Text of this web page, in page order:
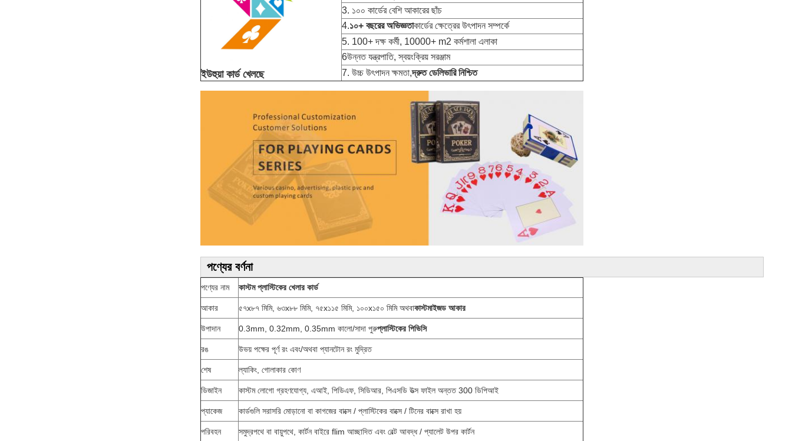
ইউহুয়া কার্ড খেলছে
3. ১০০ কার্ডের বেশি আকারের ছাঁচ
4.১০+ বছরের অভিজ্ঞতাকার্ডের ক্ষেত্রের উৎপাদন সম্পর্কে
5. 100+ দক্ষ কর্মী, 10000+ m2 কর্মশালা এলাকা
6উন্নত যন্ত্রপাতি, স্বয়ংক্রিয় সরঞ্জাম
7. উচ্চ উৎপাদন ক্ষমতা,দ্রুত ডেলিভারি নিশ্চিত
পণ্যের বর্ণনা
পণ্যের নাম কাস্টম প্লাস্টিকের খেলার কার্ড
আকার ৫৭x৮৭ মিমি, ৬৩x৮৮ মিমি, ৭৫x১১৫ মিমি, ১০০x১৫০ মিমি অথবাকাস্টমাইজড আকার
উপাদান 0.3mm, 0.32mm, 0.35mm কালো/সাদা পুরুপ্লাস্টিকের পিভিসি
রঙ উভয় পক্ষের পূর্ণ রং এবং/অথবা প্যানটোন রং মুদ্রিত
শেষ ল্যাকিং, গোলাকার কোণ
ডিজাইন কাস্টম লোগো গ্রহণযোগ্য, এআই, পিডিএফ, সিডিআর, পিএসডি উত্স ফাইল অন্তত 300 ডিপিআই
প্যাকেজ কার্ডগুলি সরাসরি মোড়ানো বা কাগজের বাক্সে / প্লাস্টিকের বাক্সে / টিনের বাক্সে রাখা হয়
পরিবহন সমুদ্রপথে বা বায়ুপথে, কার্টন বাইরে flim আচ্ছাদিত এবং বেল্ট আবদ্ধ / প্যালেট উপর কার্টন